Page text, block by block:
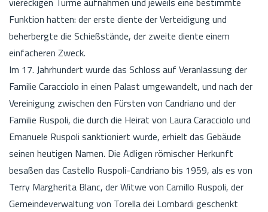
Funktion hatten: der erste diente der Verteidigung und
beherbergte die Schießstände, der zweite diente einem
einfacheren Zweck.
Im 17. Jahrhundert wurde das Schloss auf Veranlassung der
Familie Caracciolo in einen Palast umgewandelt, und nach der
Vereinigung zwischen den Fürsten von Candriano und der
Familie Ruspoli, die durch die Heirat von Laura Caracciolo und
Emanuele Ruspoli sanktioniert wurde, erhielt das Gebäude
seinen heutigen Namen. Die Adligen römischer Herkunft
besaßen das Castello Ruspoli-Candriano bis 1959, als es von
Terry Margherita Blanc, der Witwe von Camillo Ruspoli, der
Gemeindeverwaltung von Torella dei Lombardi geschenkt